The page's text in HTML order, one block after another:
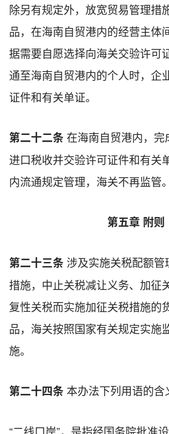
除另有规定外，放宽贸易管理措
品，在海南自贸港内的经营主体
据需要自愿选择向海关交验许可
通至海南自贸港内的个人时，企
证件和有关单证。
第二十二条在海南自贸港内，
进口税收并交验许可证件和有关
内流通规定管理，海关不再监管。
第五章 附则
第二十三条 涉及实施关税配额
措施，中止关税减让义务、加征
复性关税而实施加征关税措施的
品，海关按照国家有关规定实施
施。
第二十四条本办法下列用语的含
“二线口岸”，是指经国务院批准